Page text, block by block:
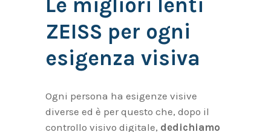
Le migliori lenti
ZEISS per ogni
esigenza visiva
Ogni persona ha esigenze visive
diverse ed è per questo che, dopo il
controllo visivo digitale, dedichiamo